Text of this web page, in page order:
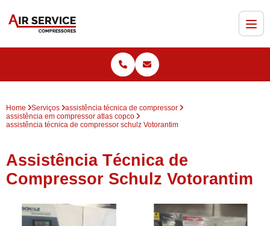
Home Serviços
assistência técnica de compressor
assistência em compressor atlas copco
assistência técnica de compressor schulz Votorantim
Assistência Técnica de
Compressor Schulz Votorantim